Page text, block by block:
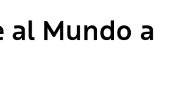
al Mundo a